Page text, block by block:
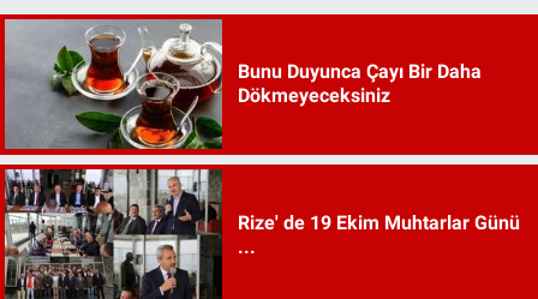
Bunu Duyunca Çayı Bir Daha
Dökmeyeceksiniz
Rize' de 19 Ekim Muhtarlar Günü
...